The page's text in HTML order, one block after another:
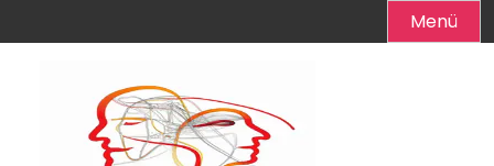
Menü